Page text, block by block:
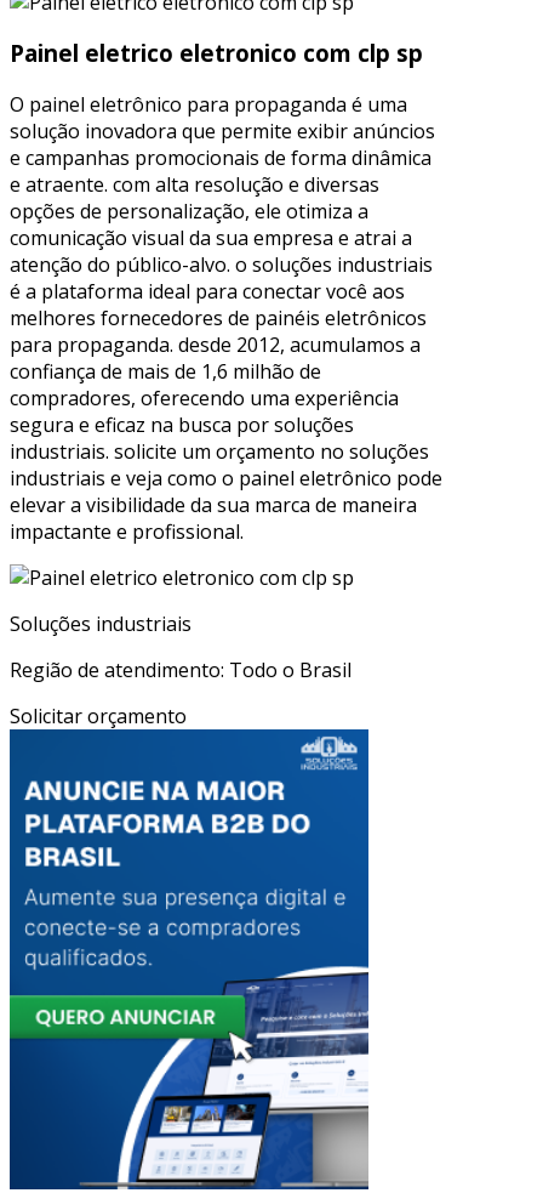
Painel eletrico eletronico com clp sp
O painel eletrônico para propaganda é uma
solução inovadora que permite exibir anúncios
e campanhas promocionais de forma dinâmica
e atraente. com alta resolução e diversas
opções de personalização, ele otimiza a
comunicação visual da sua empresa e atrai a
atenção do público-alvo. o soluções industriais
é a plataforma ideal para conectar você aos
melhores fornecedores de painéis eletrônicos
para propaganda. desde 2012, acumulamos a
confiança de mais de 1,6 milhão de
compradores, oferecendo uma experiência
segura e eficaz na busca por soluções
industriais. solicite um orçamento no soluções
industriais e veja como o painel eletrônico pode
elevar a visibilidade da sua marca de maneira
impactante e profissional.
Soluções industriais
Região de atendimento: Todo o Brasil
Solicitar orçamento